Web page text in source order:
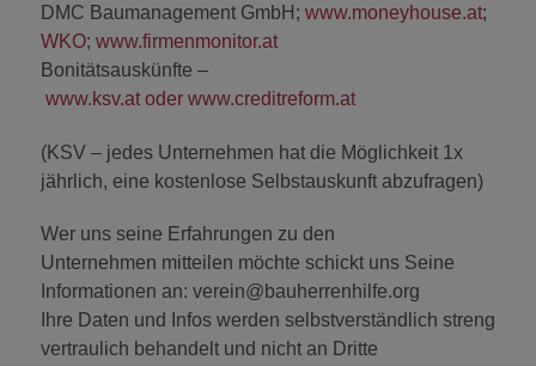
DMC Baumanagement GmbH; www.moneyhouse.at;
WKO; www.firmenmonitor.at
Bonitätsauskünfte –
www.ksv.at oder www.creditreform.at
(KSV – jedes Unternehmen hat die Möglichkeit 1x
jährlich, eine kostenlose Selbstauskunft abzufragen)
Wer uns seine Erfahrungen zu den
Unternehmen mitteilen möchte schickt uns Seine
Informationen an: verein@bauherrenhilfe.org
Ihre Daten und Infos werden selbstverständlich streng
vertraulich behandelt und nicht an Dritte